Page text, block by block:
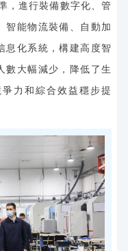
，進行裝備數字化、管
智能物流裝備、自動加
息化系統，構建高度智
數大幅減少，降低了生
力和綜合效益穩步提